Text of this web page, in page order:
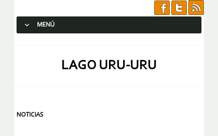
MENÚ
LAGO URU-URU
NOTICIAS